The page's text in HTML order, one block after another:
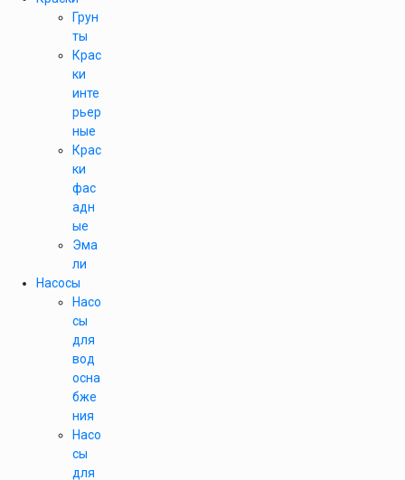
Грун
ты
Крас
ки
инте
рьер
ные
Крас
ки
фас
адн
ые
Эма
ли
Насосы
Насо
сы
для
вод
осна
бже
ния
Насо
сы
для